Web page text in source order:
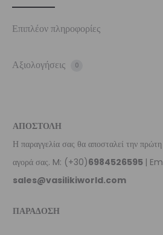
Επιπλέον πληροφορίες
Αξιολογήσεις 0
ΑΠΟΣΤΟΛΗ
Η παραγγελία σας θα αποσταλεί την
αγορά σας. M: (+30)6984526595 |
sales@vasilikiworld.com
ΠΑΡΑΔΟΣΗ